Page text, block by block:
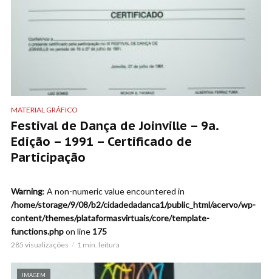
MATERIAL GRÁFICO
Festival de Dança de Joinville – 9a.
Edição – 1991 – Certificado de
Participação
Warning: A non-numeric value encountered in
/home/storage/9/08/b2/cidadedadanca1/public_html/acervo/wp-
content/themes/plataformasvirtuais/core/template-
functions.phpon line 175
285 visualizações 1 min. leitura
IMAGEM